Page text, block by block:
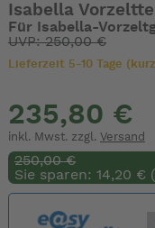
Isabella
Für Isabella-
UVP: 250,00 €
Lieferzeit 5-10 Tage
235,80 €
inkl. Mwst. zzgl. Versand
250,00 €
Sie sparen: 14,20 €